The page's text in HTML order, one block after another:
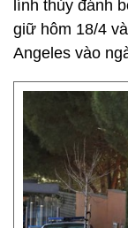
lính thủy đánh
giữ hôm 18/4
Angeles vào